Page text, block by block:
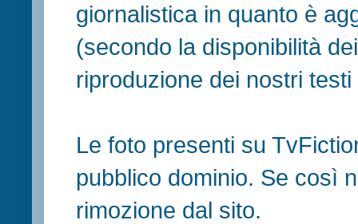
giornalistica in quanto è
(secondo la disponibilità
riproduzione dei nostri
Le foto presenti su
pubblico dominio. Se così
rimozione dal sito.